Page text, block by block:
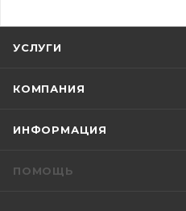
УСЛУГИ
КОМПАНИЯ
ИНФОРМАЦИЯ
ПОМОЩЬ